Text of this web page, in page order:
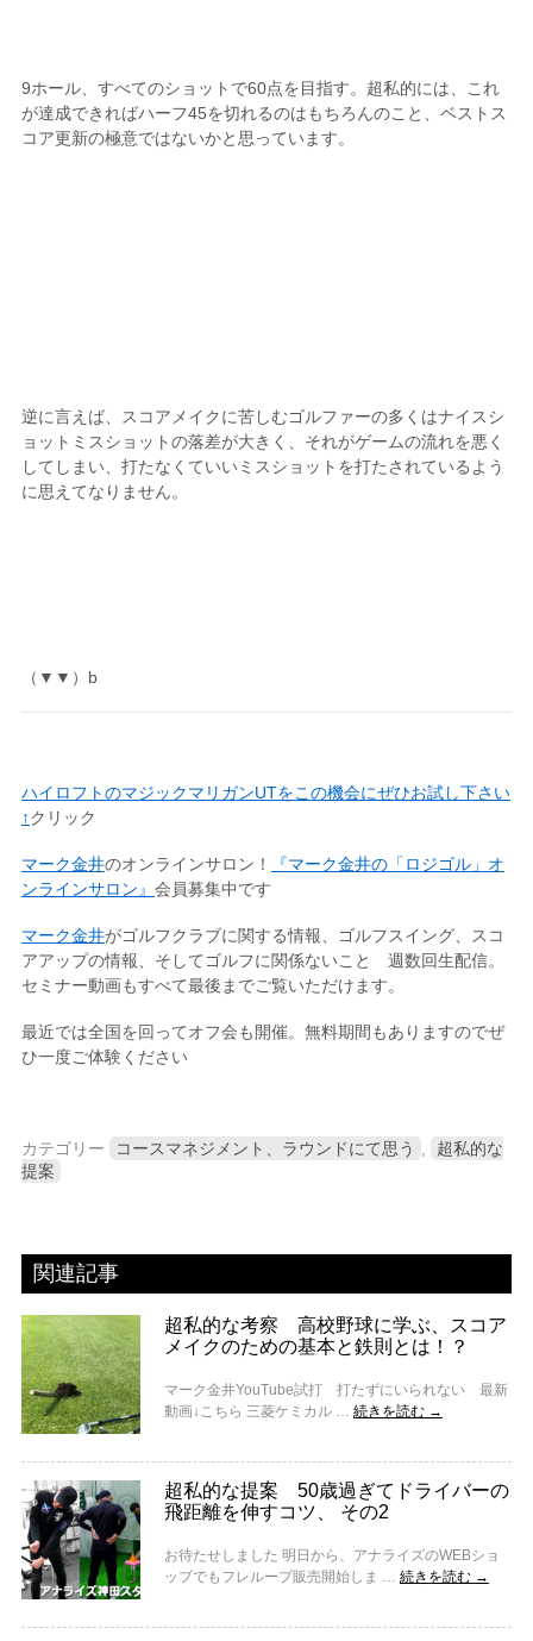
9ホール、すべてのショットで60点を目指す。超私的には、これ
が達成できればハーフ45を切れるのはもちろんのこと、ベストス
コア更新の極意ではないかと思っています。
逆に言えば、スコアメイクに苦しむゴルファーの多くはナイスシ
ョットミスショットの落差が大きく、それがゲームの流れを悪く
してしまい、打たなくていいミスショットを打たされているよう
に思えてなりません。
（▼▼）b
ハイロフトのマジックマリガンUTをこの機会にぜひお試し下さい
↑クリック
マーク金井のオンラインサロン！
『マーク金井の「ロジゴル」オ
ンラインサロン』 会員募集中です
マーク金井がゴルフクラブに関する情報、ゴルフスイング、スコ
アアップの情報、そしてゴルフに関係ないこと 週数回生配信。
セミナー動画もすべて最後までご覧いただけます。
最近では全国を回ってオフ会も開催。無料期間もありますのでぜ
ひ一度ご体験ください
カテゴリー コースマネジメント、ラウンドにて思う ,
超私的な
提案
関連記事
超私的な考察 高校野球に学ぶ、スコア
メイクのための基本と鉄則とは！？
マーク金井YouTube試打 打たずにいられない 最新
動画↓こちら 三菱ケミカル … 続きを読む →
超私的な提案 50歳過ぎてドライバーの
飛距離を伸すコツ、 その2
お待たせしました 明日から、アナライズのWEBショ
ップでもフレループ販売開始しま … 続きを読む →